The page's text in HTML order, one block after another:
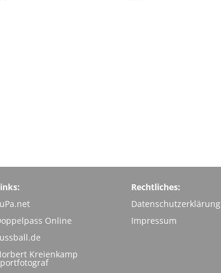
Online
Kreienkamp
Rechtliches:
Datenschutzerklärung
Impressum